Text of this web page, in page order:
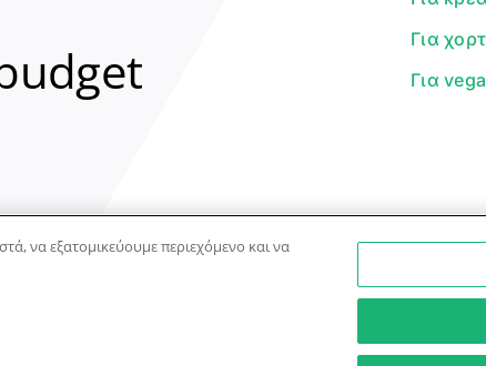
Για
Για
να εξατομικεύουμε περιεχόμενο και να